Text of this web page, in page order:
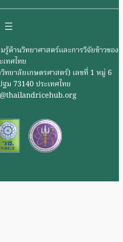
ด้านวิทยาศาสตร์และการวิจัยข้าวของ
เทศไทย
ทยาลัยเกษตรศาสตร์) เลขที่ 1 หมู่ 6
ม 73140 ประเทศไทย